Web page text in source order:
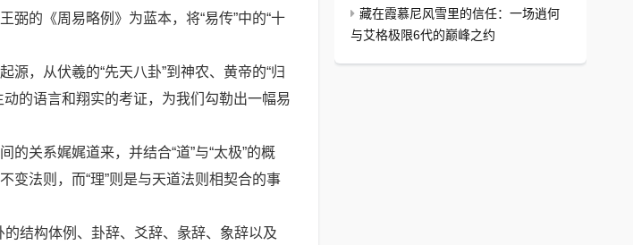
弼的《周易略例》为蓝本，将“易传”中的“十
，从伏羲的“先天八卦”到神农、黄帝的“归
的语言和翔实的考证，为我们勾勒出一幅易
关系娓娓道来，并结合“道”与“太极”的概
变法则，而“理”则是与天道法则相契合的事
结构体例、卦辞、爻辞、彖辞、象辞以及
藏在霞慕尼风雪里的信任：一场逍何
与艾格极限6代的巅峰之约